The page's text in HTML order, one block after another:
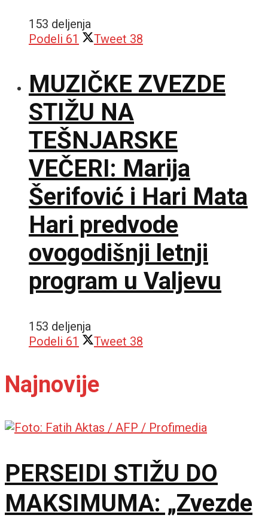
153 deljenja
Podeli 61 Tweet 38
MUZIČKE ZVEZDE
STIŽU NA
TEŠNJARSKE
VEČERI: Marija
Šerifović i Hari Mata
Hari predvode
ovogodišnji letnji
program u Valjevu
153 deljenja
Podeli 61 Tweet 38
Najnovije
PERSEIDI STIŽU DO
MAKSIMUMA: „Zvezde